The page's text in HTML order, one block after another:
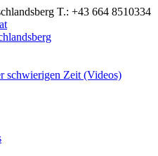
T.: +43 664 8510334
schwierigen Zeit (Videos)